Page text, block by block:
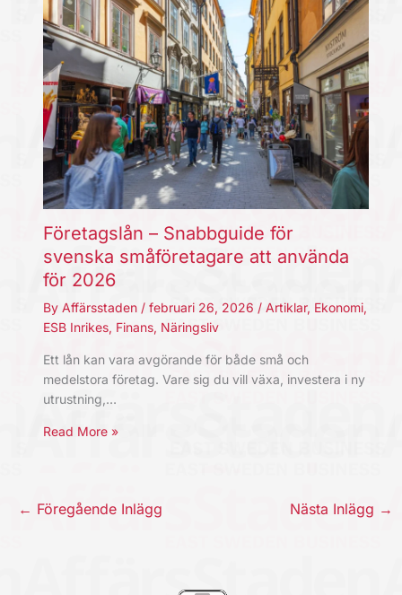
Företagslån – Snabbguide för
svenska småföretagare att använda
för 2026
By Affärsstaden / februari 26, 2026 / Artiklar, Ekonomi,
ESB Inrikes, Finans, Näringsliv
Ett lån kan vara avgörande för både små och
medelstora företag. Vare sig du vill växa, investera i ny
utrustning,…
Read More »
← Föregående Inlägg Nästa Inlägg →